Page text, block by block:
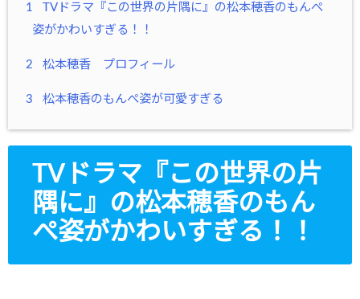
1
TVドラマ『この世界の片隅に』の松本穂香のもんぺ
姿がかわいすぎる！！
2 松本穂香 プロフィール
3 松本穂香のもんぺ姿が可愛すぎる
TVドラマ『この世界の片
隅に』の松本穂香のもん
ぺ姿がかわいすぎる！！